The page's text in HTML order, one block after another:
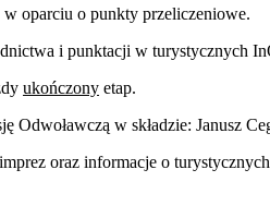
oparciu o punkty przeliczeniowe.
i punktacji w turystycznych
ukończony etap.
w składzie: Janusz
oraz informacje o